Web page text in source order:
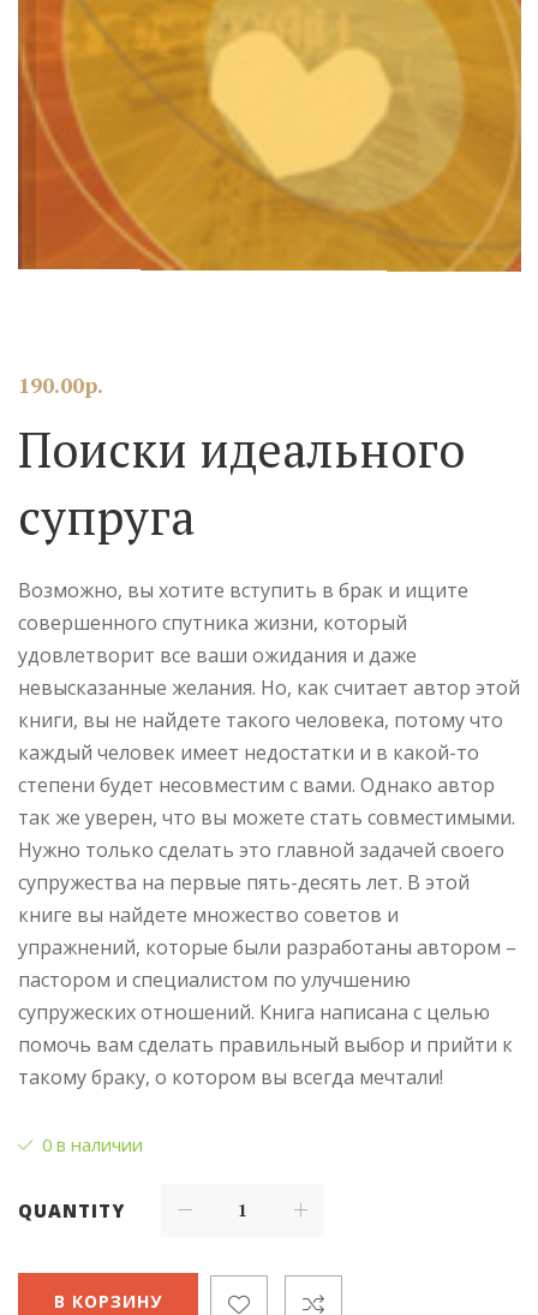
190.00р.
Поиски идеального
супруга
Возможно, вы хотите вступить в брак и ищите
совершенного спутника жизни, который
удовлетворит все ваши ожидания и даже
невысказанные желания. Но, как считает автор этой
книги, вы не найдете такого человека, потому что
каждый человек имеет недостатки и в какой-то
степени будет несовместим с вами. Однако автор
так же уверен, что вы можете стать совместимыми.
Нужно только сделать это главной задачей своего
супружества на первые пять-десять лет. В этой
книге вы найдете множество советов и
упражнений, которые были разработаны автором –
пастором и специалистом по улучшению
супружеских отношений. Книга написана с целью
помочь вам сделать правильный выбор и прийти к
такому браку, о котором вы всегда мечтали!
0 в наличии
QUANTITY
В КОРЗИНУ